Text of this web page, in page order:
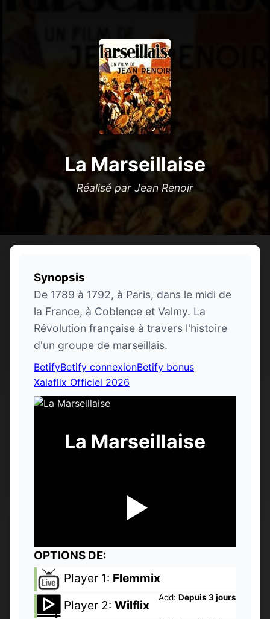
La Marseillaise
Réalisé par Jean Renoir
Synopsis
De 1789 à 1792, à Paris, dans le midi de
la France, à Coblence et Valmy. La
Révolution française à travers l'histoire
d'un groupe de marseillais.
BetifyBetify connexionBetify bonus
Xalaflix Officiel 2026
La Marseillaise
OPTIONS DE:
Player 1: Flemmix
Add: Depuis 3 jours
Player 2: Wilflix